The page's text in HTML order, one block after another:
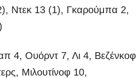
Ντεκ 13 (1), Γκαρούμπα 2,
4, Ουόρντ 7, Λι 4, Βεζένκοφ
Μιλουτίνοφ 10,